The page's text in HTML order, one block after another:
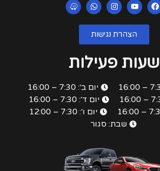
הצהרת נגישות
שעות פעילות
יום ב׳: 7:30 – 16:00
יום ד׳: 7:30 – 16:00
יום ו׳: 7:30 – 12:00
שבת: סגור